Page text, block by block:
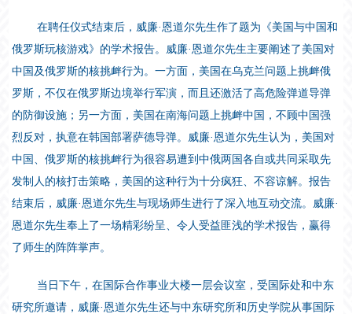
在聘任仪式结束后，威廉·恩道尔先生作了题为《美国与中国和
俄罗斯玩核游戏》的学术报告。威廉·恩道尔先生主要阐述了美国对
中国及俄罗斯的核挑衅行为。一方面，美国在乌克兰问题上挑衅俄
罗斯，不仅在俄罗斯边境举行军演，而且还激活了高危险弹道导弹
的防御设施；另一方面，美国在南海问题上挑衅中国，不顾中国强
烈反对，执意在韩国部署萨德导弹。威廉·恩道尔先生认为，美国对
中国、俄罗斯的核挑衅行为很容易遭到中俄两国各自或共同采取先
发制人的核打击策略，美国的这种行为十分疯狂、不容谅解。报告
结束后，威廉·恩道尔先生与现场师生进行了深入地互动交流。威廉·
恩道尔先生奉上了一场精彩纷呈、令人受益匪浅的学术报告，赢得
了师生的阵阵掌声。
当日下午，在国际合作事业大楼一层会议室，受国际处和中东
研究所邀请，威廉·恩道尔先生还与中东研究所和历史学院从事国际